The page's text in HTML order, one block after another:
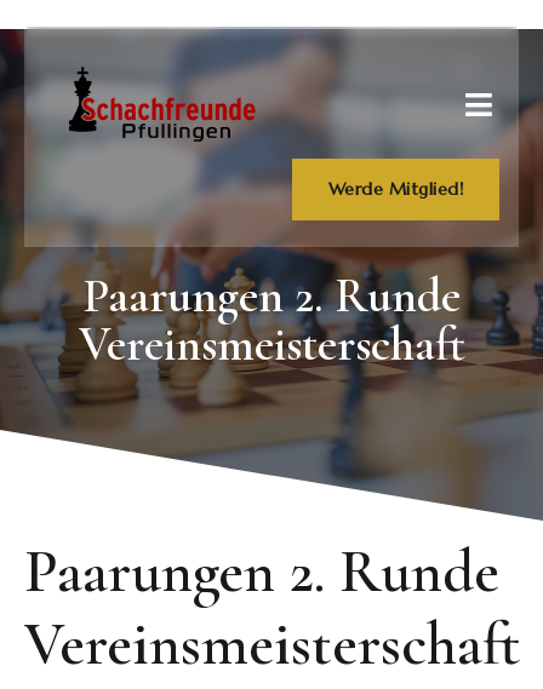
Werde Mitglied!
Paarungen 2. Runde
Vereinsmeisterschaft
Paarungen 2. Runde
Vereinsmeisterschaft